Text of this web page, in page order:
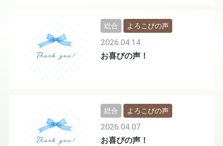
お喜びの声！
2026.04.14
総合 よろこびの声
お喜びの声！
2026.04.07
総合 よろこびの声